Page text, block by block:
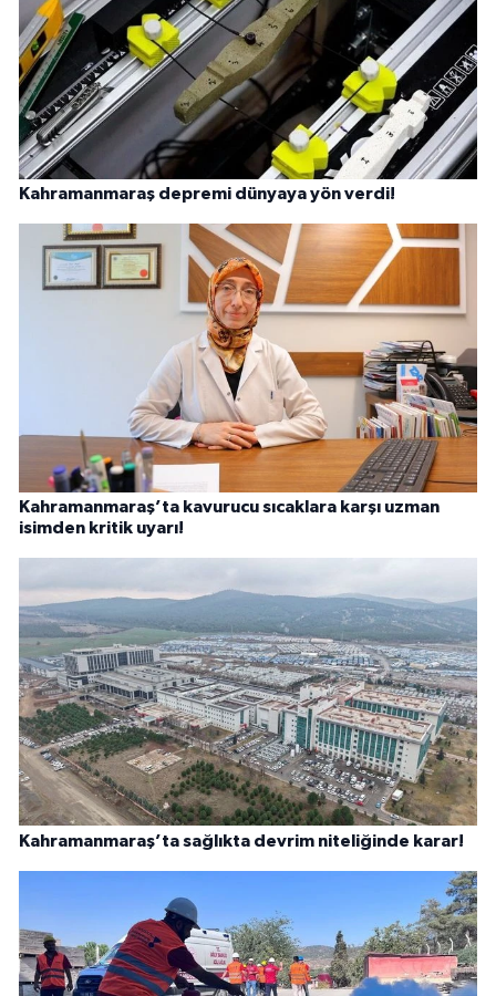
Kahramanmaraş depremi dünyaya yön verdi!
Kahramanmaraş’ta kavurucu sıcaklara karşı uzman
isimden kritik uyarı!
Kahramanmaraş’ta sağlıkta devrim niteliğinde karar!